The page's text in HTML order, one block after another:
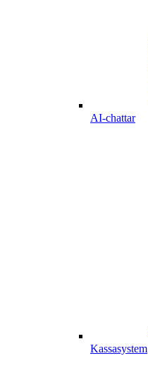
AI-chattar
Kassasystem